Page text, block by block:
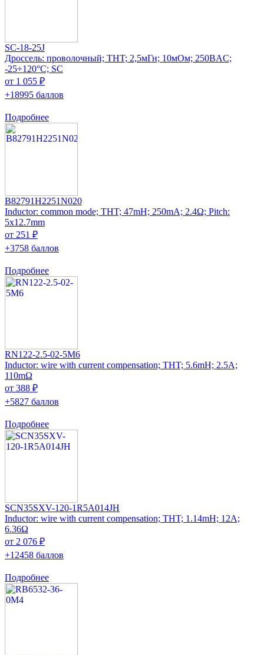
SC-18-25J
Дроссель: проволочный; THT; 2,5мГн; 10мОм; 250ВAC;
-25÷120°C; SC
от 1 055 ₽
+18995 баллов
Подробнее
B82791H2251N020
Inductor: common mode; THT; 47mH; 250mA; 2.4Ω; Pitch:
5x12.7mm
от 251 ₽
+3758 баллов
Подробнее
RN122-2.5-02-5M6
Inductor: wire with current compensation; THT; 5.6mH; 2.5A;
110mΩ
от 388 ₽
+5827 баллов
Подробнее
SCN35SXV-120-1R5A014JH
Inductor: wire with current compensation; THT; 1.14mH; 12A;
6.36Ω
от 2 076 ₽
+12458 баллов
Подробнее